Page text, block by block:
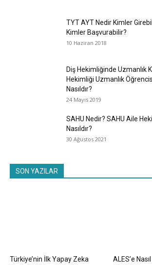
TYT AYT Nedir Kimler
Kimler Başvurabilir?
10 Haziran 2018
Diş Hekimliğinde Uzmanlık
Hekimliği Uzmanlık
Nasıldır?
24 Mayıs 2019
SAHU Nedir? SAHU Aile
Nasıldır?
30 Ağustos 2021
SON YAZILAR
Türkiye’nin İlk Yapay Zeka
ALES’e Nasıl